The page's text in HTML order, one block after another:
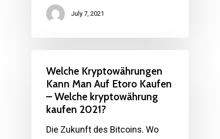
July 7, 2021
Welche Kryptowährungen
Kann Man Auf Etoro Kaufen
– Welche kryptowährung
kaufen 2021?
Die Zukunft des Bitcoins. Wo